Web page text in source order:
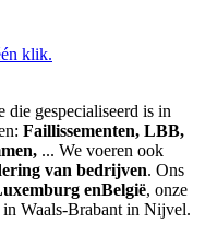
gespecialiseerd is in
Faillissementen, LBB,
... We voeren ook
van bedrijven. Ons
enBelgië, onze
Waals-Brabant in Nijvel.